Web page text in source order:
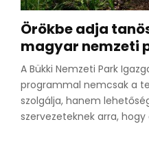
Örökbe adja
magyar nemzeti
A Bükki Nemzeti Park
programmal nemcsak a
szolgálja, hanem
szervezeteknek arra,